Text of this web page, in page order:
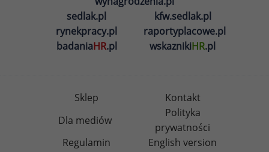
sedlak.pl
kfw.sedlak.pl
rynekpracy.pl
raportyplacowe.pl
badaniaHR.pl wskaznikiHR.pl
Sklep
Kontakt
Dla mediów
Polityka
prywatności
Regulamin
English version